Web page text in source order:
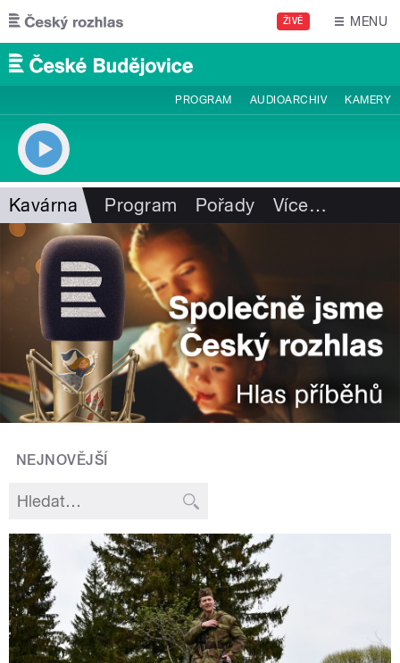
Přejít k hlavnímu obsahu
ŽIVĚ MENU
PROGRAM AUDIOARCHIV KAMERY
Kavárna Program Pořady Více…
NEJNOVĚJŠÍ